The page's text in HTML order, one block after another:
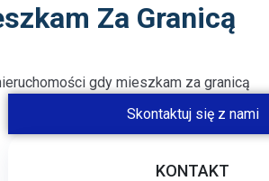
Za Granicą
gdy mieszkam za granicą
Skontaktuj się z nami
KONTAKT